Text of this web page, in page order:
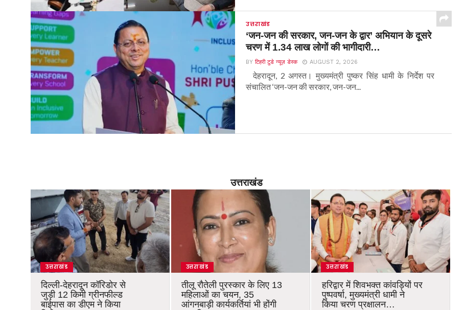
उत्तराखंड
‘जन-जन की सरकार, जन-जन के द्वार’ अभियान के दूसरे
चरण में 1.34 लाख लोगों की भागीदारी…
BYटिहरी टुडे न्यूज़ डेस्क AUGUST 2, 2026
देहरादून, 2 अगस्त। मुख्यमंत्री पुष्कर सिंह धामी के निर्देश पर
संचालित ‘जन-जन की सरकार, जन-जन...
उत्तराखंड
उत्तराखंड
दिल्ली-देहरादून कॉरिडोर से
जुड़ी 12 किमी ग्रीनफील्ड
बाईपास का डीएम ने किया
उत्तराखंड
तीलू रौतेली पुरस्कार के लिए 13
महिलाओं का चयन, 35
आंगनबाड़ी कार्यकर्तियां भी होंगी
उत्तराखंड
हरिद्वार में शिवभक्त कांवड़ियों पर
पुष्पवर्षा, मुख्यमंत्री धामी ने
किया चरण प्रक्षालन…